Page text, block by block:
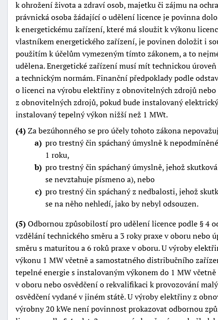
k ohrožení života a zdraví osob, majetku či zájmu na
právnická osoba žádající o udělení licence je povinna
k energetickému zařízení, které má sloužit k výkonu
vlastníkem energetického zařízení, je povinen doložit i
použitím k účelům vymezeným tímto zákonem, a to
udělena. Energetické zařízení musí mít technickou
a technickým normám. Finanční předpoklady podle
o licenci na výrobu elektřiny z obnovitelných zdrojů
z obnovitelných zdrojů, pokud bude instalovaný
instalovaný tepelný výkon nižší než 1 MWt.
(4)Za bezúhonného se pro účely tohoto zákona
a pro trestný čin spáchaný úmyslně k
1 roku,
b pro trestný čin spáchaný úmyslně, jehož
se nevztahuje písmeno a), nebo
c pro trestný čin spáchaný z nedbalosti, jehož
se na něho nehledí, jako by nebyl odsouzen.
(5)Odbornou způsobilostí pro udělení licence podle § 4
vzdělání technického směru a 3 roky praxe v oboru nebo
směru s maturitou a 6 roků praxe v oboru. U výroby
výkonu 1 MW včetně a samostatného distribučního
tepelné energie s instalovaným výkonem do 1 MW
v oboru nebo osvědčení o rekvalifikaci k provozování
osvědčení vydané v jiném státě. U výroby elektřiny z
výrobny 20 kWe není povinnost prokazovat odbornou